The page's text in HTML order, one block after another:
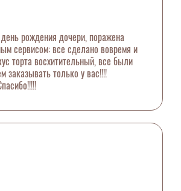
рождения дочери, поражена
сервисом: все сделано вовремя и
торта восхитительный, все были
заказывать только у вас!!!!